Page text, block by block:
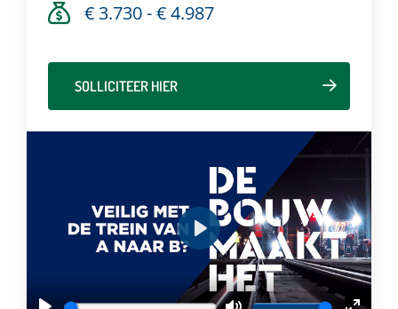
€ 3.730 - € 4.987
SOLLICITEER HIER
P
l
a